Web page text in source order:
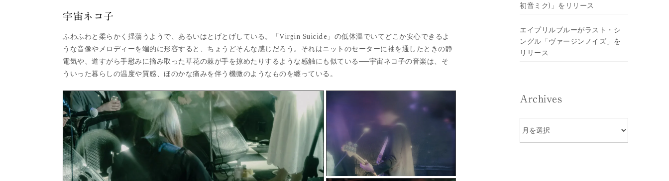
宇宙ネコ子
ふわふわと柔らかく揺蕩うようで、あるいはとげとげしている。「Virgin Suicide」の低体温でいてどこか安心できるよ
うな音像やメロディーを端的に形容すると、ちょうどそんな感じだろう。それはニットのセーターに袖を通したときの静
電気や、道すがら手慰みに摘み取った草花の棘が手を掠めたりするような感触にも似ている──宇宙ネコ子の音楽は、そ
ういった暮らしの温度や質感、ほのかな痛みを伴う機微のようなものを纏っている。
初音ミク)」をリリース
エイプリルブルーがラスト・シ
ングル「ヴァージンノイズ」を
リリース
Archives